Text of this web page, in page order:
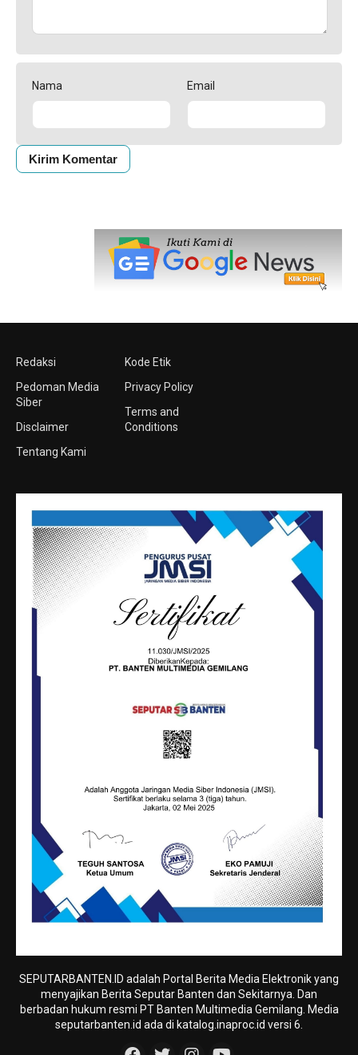
Nama Email
Redaksi
Pedoman Media
Siber
Disclaimer
Tentang Kami
Kode Etik
Privacy Policy
Terms and
Conditions
SEPUTARBANTEN.ID adalah Portal Berita Media Elektronik yang
menyajikan Berita Seputar Banten dan Sekitarnya. Dan
berbadan hukum resmi PT Banten Multimedia Gemilang. Media
seputarbanten.id ada di katalog.inaproc.id versi 6.